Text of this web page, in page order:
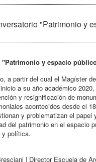
"Patrimonio y
"Patrimonio y espacio
a partir del cual el Magíster
a su año académico
y resignificación de
acontecidos desde el
y problematizan el papel
del patrimonio en el espacio
política.
| Director Escuela de